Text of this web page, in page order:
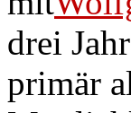
drei
primär